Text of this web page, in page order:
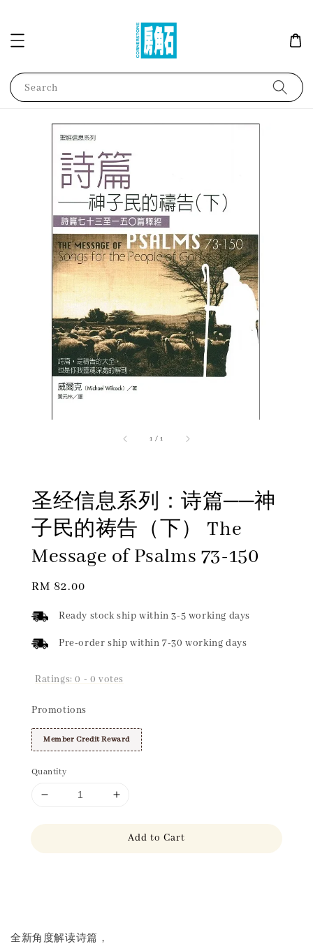
Search
1 /1
圣经信息系列：诗篇──神
子民的祷告（下） The
Message of Psalms 73-150
Regular
RM 82.00
Ready stock ship within 3-5 working days
Pre-order ship within 7-30 working days
Ratings:0 - 0 votes
Promotions
Member Credit Reward
Quantity
Add to Cart
全新角度解读诗篇，